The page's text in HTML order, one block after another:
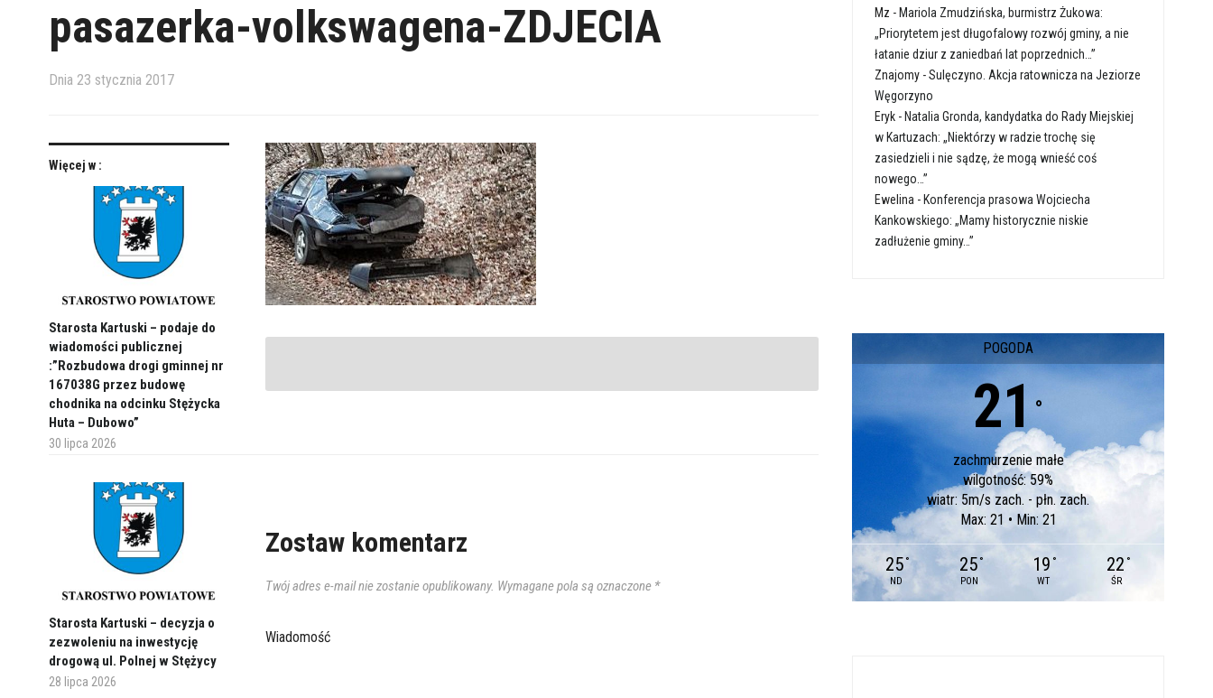
pasazerka-volkswagena-ZDJECIA
Dnia 23 stycznia 2017
Więcej w :
Starosta Kartuski – podaje do
wiadomości publicznej
:”Rozbudowa drogi gminnej nr
167038G przez budowę
chodnika na odcinku Stężycka
Huta – Dubowo”
30 lipca 2026
Starosta Kartuski – decyzja o
zezwoleniu na inwestycję
drogową ul. Polnej w Stężycy
28 lipca 2026
Zostaw komentarz
Twój adres e-mail nie zostanie opublikowany. Wymagane pola są oznaczone *
Wiadomość
Mz - Mariola Zmudzińska, burmistrz Żukowa:
„Priorytetem jest długofalowy rozwój gminy, a nie
łatanie dziur z zaniedbań lat poprzednich…”
Znajomy -Sulęczyno. Akcja ratownicza na Jeziorze
Węgorzyno
Eryk - Natalia Gronda, kandydatka do Rady Miejskiej
w Kartuzach: „Niektórzy w radzie trochę się
zasiedzieli i nie sądzę, że mogą wnieść coś
nowego…”
Ewelina - Konferencja prasowa Wojciecha
Kankowskiego: „Mamy historycznie niskie
zadłużenie gminy…”
POGODA
21 °
zachmurzenie małe
wilgotność: 59%
wiatr: 5m/s zach. - płn. zach.
Max: 21 • Min: 21
25 °
ND
25 °
PON
19 °
WT
22 °
ŚR